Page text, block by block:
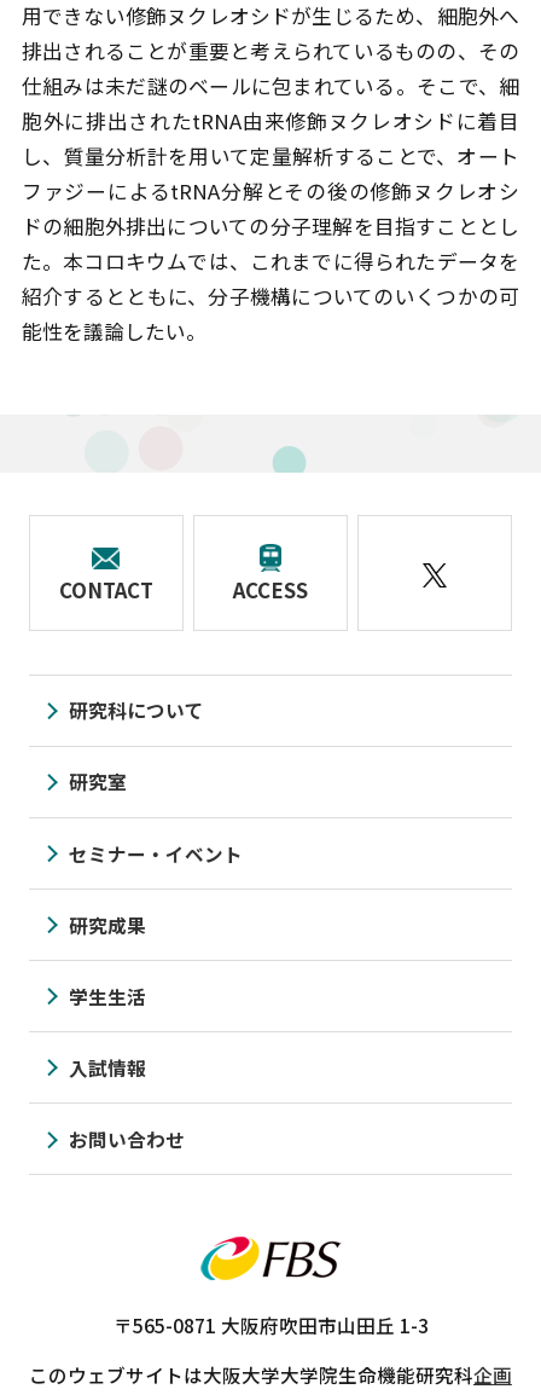
用できない修飾ヌクレオシドが生じるため、細胞外へ
排出されることが重要と考えられているものの、その
仕組みは未だ謎のベールに包まれている。そこで、細
胞外に排出されたtRNA由来修飾ヌクレオシドに着目
し、質量分析計を用いて定量解析することで、オート
ファジーによるtRNA分解とその後の修飾ヌクレオシ
ドの細胞外排出についての分子理解を目指すこととし
た。本コロキウムでは、これまでに得られたデータを
紹介するとともに、分子機構についてのいくつかの可
能性を議論したい。
CONTACT ACCESS
〒565-0871 大阪府吹田市山田丘 1-3
このウェブサイトは大阪大学大学院生命機能研究科企画
研究科について
研究室
セミナー・イベント
研究成果
学生生活
入試情報
お問い合わせ